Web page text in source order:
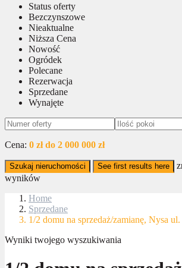
Status oferty
Bezczynszowe
Nieaktualne
Niższa Cena
Nowość
Ogródek
Polecane
Rezerwacja
Sprzedane
Wynajęte
Cena: 0 zł do 2 000 000 zł
Szukaj nieruchomości See first results here
wyników
Home
Sprzedane
1/2 domu na sprzedaż/zamianę, Nysa
Wyniki twojego wyszukiwania